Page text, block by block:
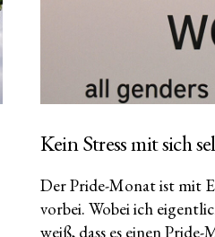
Kein Stress mit sich
Der Pride-Monat ist mit
vorbei. Wobei ich
weiß, dass es einen